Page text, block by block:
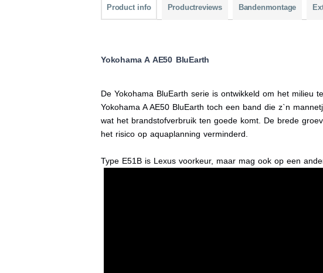
Product info Productreviews Bandenmontage
Yokohama A AE50 BluEarth
De Yokohama BluEarth serie is ontwikkeld om het milieu
Yokohama A AE50 BluEarth toch een band die z`n
wat het brandstofverbruik ten goede komt. De brede
het risico op aquaplanning verminderd.
Type E51B is Lexus voorkeur, maar mag ook op een